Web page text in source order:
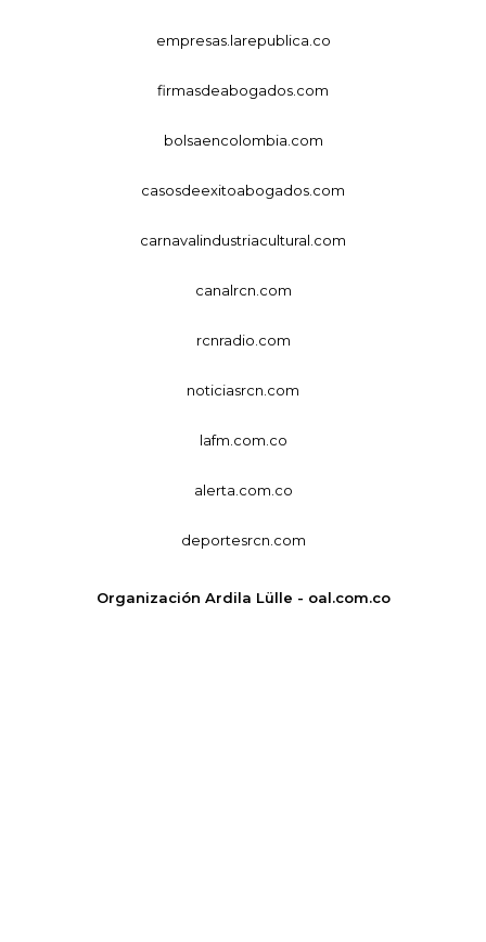
empresas.larepublica.co
firmasdeabogados.com
bolsaencolombia.com
casosdeexitoabogados.com
carnavalindustriacultural.com
canalrcn.com
rcnradio.com
noticiasrcn.com
lafm.com.co
alerta.com.co
deportesrcn.com
Organización Ardila Lülle - oal.com.co